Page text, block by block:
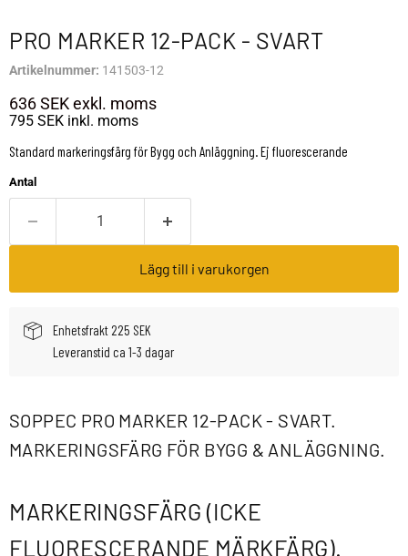
PRO MARKER 12-PACK - SVART
Artikelnummer: 141503-12
636 SEKexkl. moms
795 SEK inkl. moms
Standard markeringsfärg för Bygg och Anläggning. Ej fluorescerande
Antal
Lägg till i varukorgen
Enhetsfrakt 225 SEK
Leveranstid ca 1-3 dagar
SOPPEC PRO MARKER 12-PACK - SVART.
MARKERINGSFÄRG FÖR BYGG & ANLÄGGNING.
MARKERINGSFÄRG (ICKE
FLUORESCERANDE MÄRKFÄRG).